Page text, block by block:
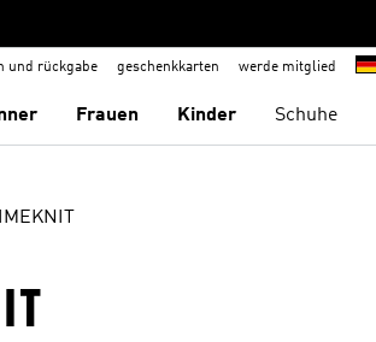
und rückgabe geschenkkarten werde mitglied
Frauen Kinder Schuhe